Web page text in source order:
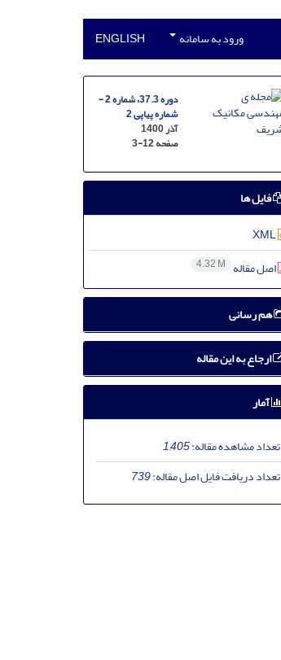
ورود به سامانه ENGLISH
دوره 37.3، شماره 2 -
شماره پیاپی 2
آذر 1400
صفحه3-12
فایل ها
XML
اصل مقاله 4.32 M
هم رسانی
ارجاع به این مقاله
آمار
تعداد مشاهده مقاله:1,405
تعداد دریافت فایل اصل مقاله:739